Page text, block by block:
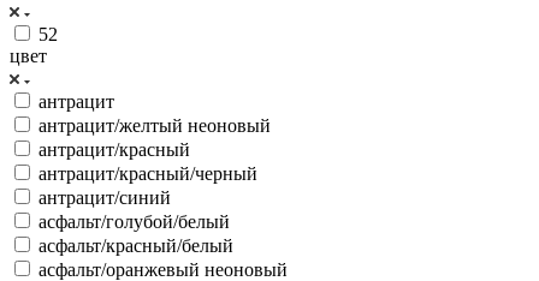
52
цвет
антрацит
антрацит/желтый неоновый
антрацит/красный
антрацит/красный/черный
антрацит/синий
асфальт/голубой/белый
асфальт/красный/белый
асфальт/оранжевый неоновый